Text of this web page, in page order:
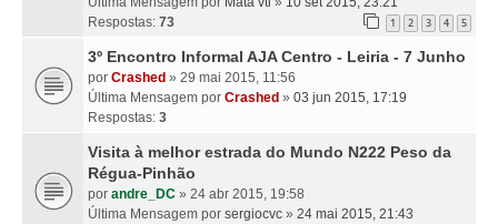
Respostas: 73 1 2 3 4 5
3º Encontro Informal AJA Centro - Leiria - 7 Junho
por Crashed » 29 mai 2015, 11:56
Última Mensagem por Crashed » 03 jun 2015, 17:19
Respostas: 3
Visita à melhor estrada do Mundo N222 Peso da
Régua-Pinhão
por andre_DC » 24 abr 2015, 19:58
Última Mensagem por sergiocvc » 24 mai 2015, 21:43